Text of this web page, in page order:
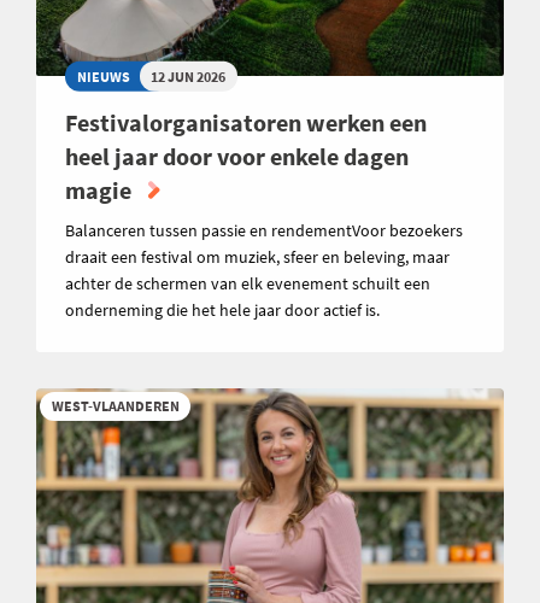
NIEUWS 12 JUN 2026
Festivalorganisatoren werken een
heel jaar door voor enkele dagen
magie
Balanceren tussen passie en rendementVoor bezoekers
draait een festival om muziek, sfeer en beleving, maar
achter de schermen van elk evenement schuilt een
onderneming die het hele jaar door actief is.
WEST-VLAANDEREN